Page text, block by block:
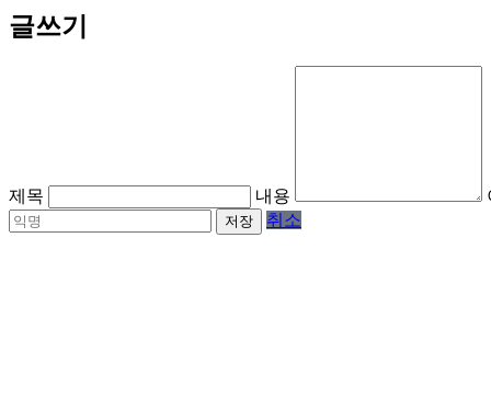
글쓰기
제목 내용
저장 취소